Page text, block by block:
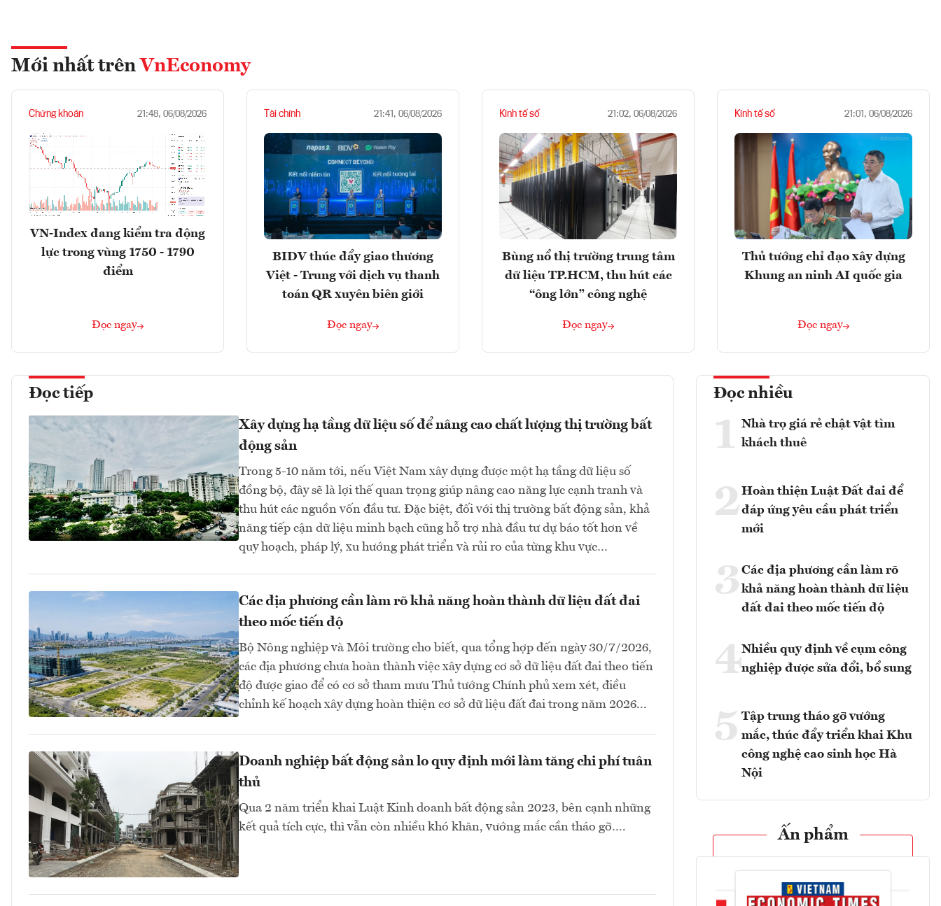
Mới nhất trên VnEconomy
Chứng khoán 21:48, 06/08/2026
VN-Index đang kiểm tra động
lực trong vùng 1750 - 1790
điểm
Đọc ngay
Tài chính 21:41, 06/08/2026
BIDV thúc đẩy giao thương
Việt - Trung với dịch vụ thanh
toán QR xuyên biên giới
Đọc ngay
Kinh tế số 21:02, 06/08/2026
Bùng nổ thị trường trung tâm
dữ liệu TP.HCM, thu hút các
“ông lớn” công nghệ
Đọc ngay
Kinh tế số 21:01, 06/08/2026
Thủ tướng chỉ đạo xây dựng
Khung an ninh AI quốc gia
Đọc ngay
Đọc tiếp
Xây dựng hạ tầng dữ liệu số để nâng cao chất lượng thị trường bất
động sản
Trong 5-10 năm tới, nếu Việt Nam xây dựng được một hạ tầng dữ liệu số
đồng bộ, đây sẽ là lợi thế quan trọng giúp nâng cao năng lực cạnh tranh và
thu hút các nguồn vốn đầu tư. Đặc biệt, đối với thị trường bất động sản, khả
năng tiếp cận dữ liệu minh bạch cũng hỗ trợ nhà đầu tư dự báo tốt hơn về
quy hoạch, pháp lý, xu hướng phát triển và rủi ro của từng khu vực…
Các địa phương cần làm rõ khả năng hoàn thành dữ liệu đất đai
theo mốc tiến độ
Bộ Nông nghiệp và Môi trường cho biết, qua tổng hợp đến ngày 30/7/2026,
các địa phương chưa hoàn thành việc xây dựng cơ sở dữ liệu đất đai theo tiến
độ được giao để có cơ sở tham mưu Thủ tướng Chính phủ xem xét, điều
chỉnh kế hoạch xây dựng hoàn thiện cơ sở dữ liệu đất đai trong năm 2026...
Doanh nghiệp bất động sản lo quy định mới làm tăng chi phí tuân
thủ
Qua 2 năm triển khai Luật Kinh doanh bất động sản 2023, bên cạnh những
kết quả tích cực, thì vẫn còn nhiều khó khăn, vướng mắc cần tháo gỡ….
Đọc nhiều
1 Nhà trọ giá rẻ chật vật tìm
khách thuê
2Hoàn thiện Luật Đất đai để
đáp ứng yêu cầu phát triển
mới
3 Các địa phương cần làm rõ
khả năng hoàn thành dữ liệu
đất đai theo mốc tiến độ
4Nhiều quy định về cụm công
nghiệp được sửa đổi, bổ sung
5 Tập trung tháo gỡ vướng
mắc, thúc đẩy triển khai Khu
công nghệ cao sinh học Hà
Nội
Ấn phẩm